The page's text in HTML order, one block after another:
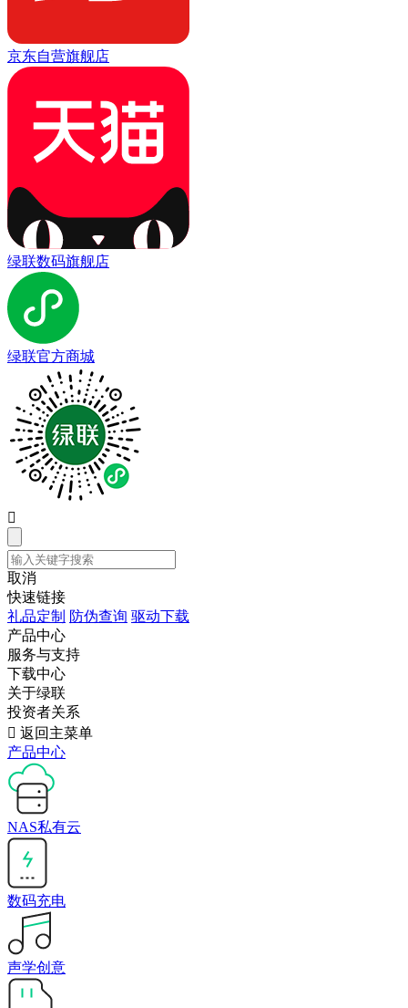
京东自营旗舰店
绿联数码旗舰店
绿联官方商城

取消
快速链接
礼品定制 防伪查询 驱动下载
产品中心
服务与支持
下载中心
关于绿联
投资者关系
 返回主菜单
产品中心
NAS私有云
数码充电
声学创意